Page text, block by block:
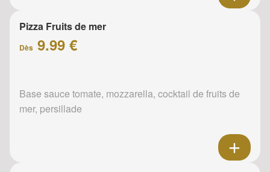
Pizza Fruits de mer
Dès 9.99 €
Base sauce tomate, mozzarella, cocktail de fruits de
mer, persillade